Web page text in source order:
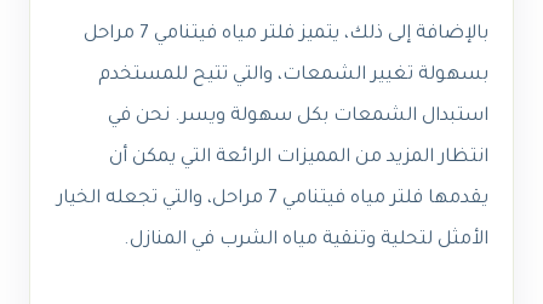
بالإضافة إلى ذلك، يتميز فلتر مياه فيتنامي 7 مراحل
بسهولة تغيير الشمعات، والتي تتيح للمستخدم
استبدال الشمعات بكل سهولة ويسر. نحن في
انتظار المزيد من المميزات الرائعة التي يمكن أن
يقدمها فلتر مياه فيتنامي 7 مراحل، والتي تجعله الخيار
الأمثل لتحلية وتنقية مياه الشرب في المنازل.